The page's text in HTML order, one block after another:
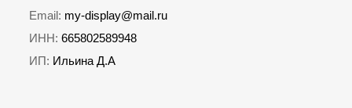
Email: my-display@mail.ru
ИНН: 665802589948
ИП: Ильина Д.А